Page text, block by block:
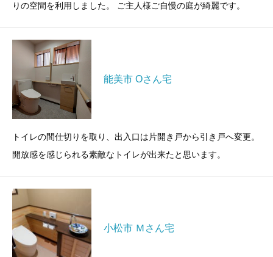
りの空間を利用しました。 ご主人様ご自慢の庭が綺麗です。
能美市 Oさん宅
トイレの間仕切りを取り、出入口は片開き戸から引き戸へ変更。
開放感を感じられる素敵なトイレが出来たと思います。
小松市 Ｍさん宅